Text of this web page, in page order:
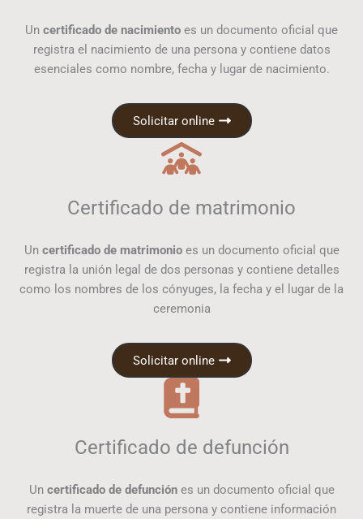
Un certificado de nacimiento es un documento oficial que
registra el nacimiento de una persona y contiene datos
esenciales como nombre, fecha y lugar de nacimiento.
Solicitar online
Certificado de matrimonio
Un certificado de matrimonioes un documento oficial que
registra la unión legal de dos personas y contiene detalles
como los nombres de los cónyuges, la fecha y el lugar de la
ceremonia
Solicitar online
Certificado de defunción
Un certificado de defunciónes un documento oficial que
registra la muerte de una persona y contiene información